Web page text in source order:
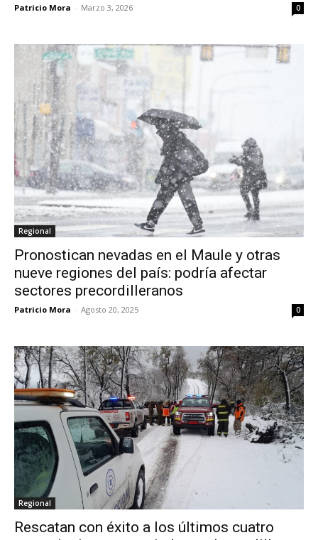
Patricio Mora - Marzo 3, 2026 0
Regional
Pronostican nevadas en el Maule y otras
nueve regiones del país: podría afectar
sectores precordilleranos
Patricio Mora - Agosto 20, 2025 0
Regional
Rescatan con éxito a los últimos cuatro